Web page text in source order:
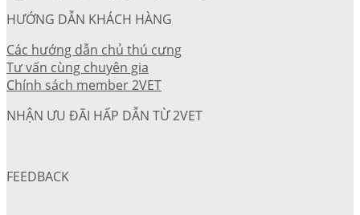
HƯỚNG DẪN KHÁCH HÀNG
Các hướng dẫn chủ thú cưng
Tư vấn cùng chuyên gia
Chính sách member 2VET
NHẬN ƯU ĐÃI HẤP DẪN TỪ 2VET
FEEDBACK